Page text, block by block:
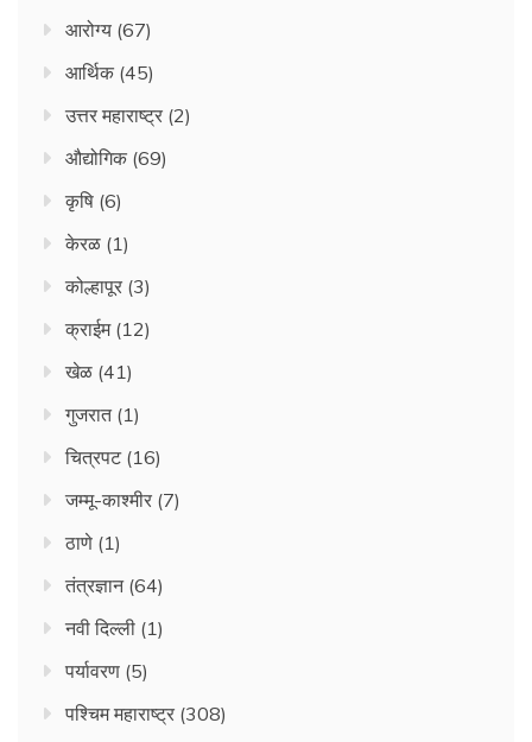
आरोग्य (67)
आर्थिक (45)
उत्तर महाराष्ट्र (2)
औद्योगिक (69)
कृषि (6)
केरळ (1)
कोल्हापूर (3)
क्राईम(12)
खेळ (41)
गुजरात(1)
चित्रपट(16)
जम्मू-काश्मीर (7)
ठाणे (1)
तंत्रज्ञान(64)
नवी दिल्ली (1)
पर्यावरण (5)
पश्चिम महाराष्ट्र (308)